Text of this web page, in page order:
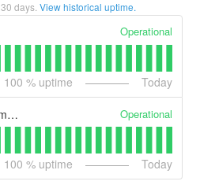
30 days. View historical uptime.
Operational
100 % uptime Today
Management Portal (example) Operational
100 % uptime Today